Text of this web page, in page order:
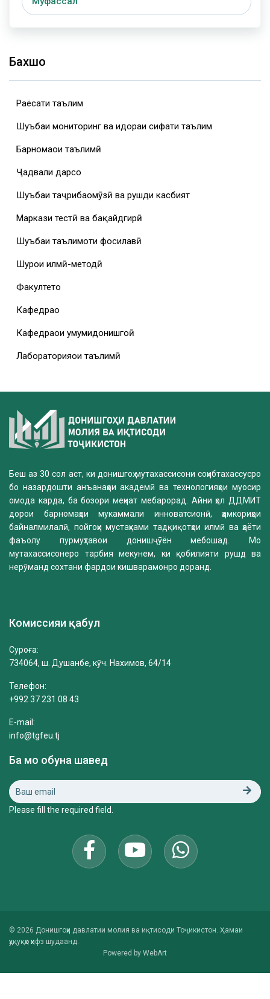
Бахшҳо
Раёсати таълим
Шуъбаи мониторинг ва идораи сифати таълим
Барномаҳои таълимӣ
Ҷадвали дарсҳо
Шуъбаи таҷрибаомӯзӣ ва рушди касбият
Маркази тестӣ ва бақайдгирӣ
Шуъбаи таълимоти фосилавӣ
Шурои илмӣ-методӣ
Факултетҳо
Кафедраҳо
Кафедраҳои умумидонишгоҳӣ
Лабораторияҳои таълимӣ
Беш аз 30 сол аст, ки донишгоҳ мутахассисони соҳибтахассусро
бо назардошти анъанаҳои академӣ ва технологияҳои муосир
омода карда, ба бозори меҳнат мебарорад. Айни ҳол ДДМИТ
дорои барномаҳои мукаммали инноватсионӣ, ҳамкориҳои
байналмилалӣ, пойгоҳи мустаҳками тадқиқотҳои илмӣ ва ҳаёти
фаъолу пурмуҳтавои донишҷӯён мебошад. Мо
мутахассисонеро тарбия мекунем, ки қобилияти рушд ва
нерӯманд сохтани фардои кишварамонро доранд.
Комиссияи қабул
Суроға:
734064, ш. Душанбе, кӯч. Нахимов, 64/14
Телефон:
+992 37 231 08 43
E-mail:
info@tgfeu.tj
Ба мо обуна шавед
Please fill the required field.
© 2026 Донишгоҳи давлатии молия ва иқтисоди Тоҷикистон. Ҳамаи
ҳуқуқҳо ҳифз шудаанд.
Powered by WebArt